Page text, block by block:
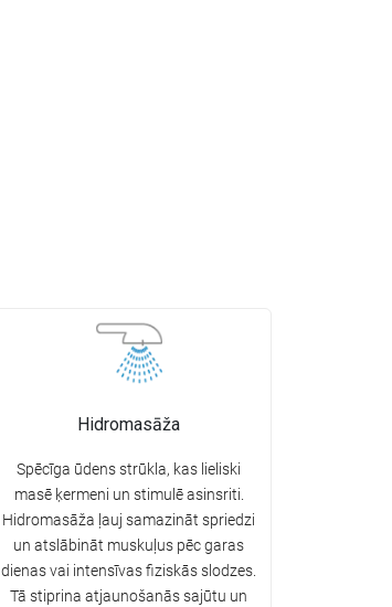
Hidromasāža
Spēcīga ūdens strūkla, kas lieliski
masē ķermeni un stimulē asinsriti.
Hidromasāža ļauj samazināt spriedzi
un atslābināt muskuļus pēc garas
dienas vai intensīvas fiziskās slodzes.
Tā stiprina atjaunošanās sajūtu un